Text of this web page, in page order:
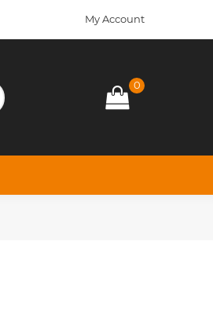
My Account
0